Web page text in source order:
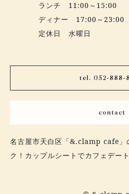
ランチ 11:00～15:00
ディナー 17:00～23:00
定休日 水曜日
tel. 052-888-
contact
名古屋市天白区「&.clamp cafe」
ク！カップルシートでカフェデー